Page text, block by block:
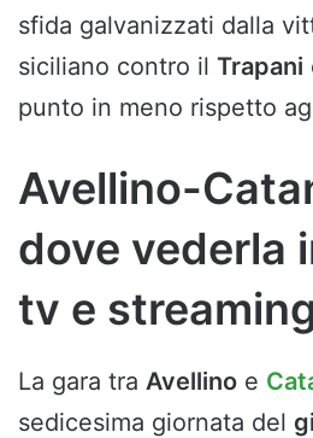
sfida galvanizzati dalla
siciliano contro il Trapani
punto in meno rispetto
Avellino-
dove vederla
tv e
La gara tra Avellino e
sedicesima giornata del